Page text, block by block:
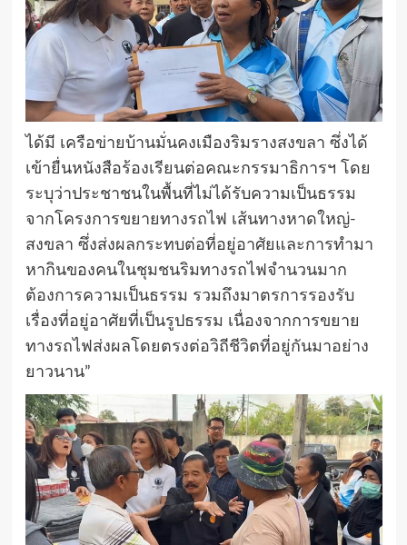
ได้มี เครือข่ายบ้านมั่นคงเมืองริมรางสงขลา ซึ่งได้
เข้ายื่นหนังสือร้องเรียนต่อคณะกรรมาธิการฯ โดย
ระบุว่าประชาชนในพื้นที่ไม่ได้รับความเป็นธรรม
จากโครงการขยายทางรถไฟ เส้นทางหาดใหญ่-
สงขลา ซึ่งส่งผลกระทบต่อที่อยู่อาศัยและการทำมา
หากินของคนในชุมชนริมทางรถไฟจำนวนมาก
ต้องการความเป็นธรรม รวมถึงมาตรการรองรับ
เรื่องที่อยู่อาศัยที่เป็นรูปธรรม เนื่องจากการขยาย
ทางรถไฟส่งผลโดยตรงต่อวิถีชีวิตที่อยู่กันมาอย่าง
ยาวนาน”